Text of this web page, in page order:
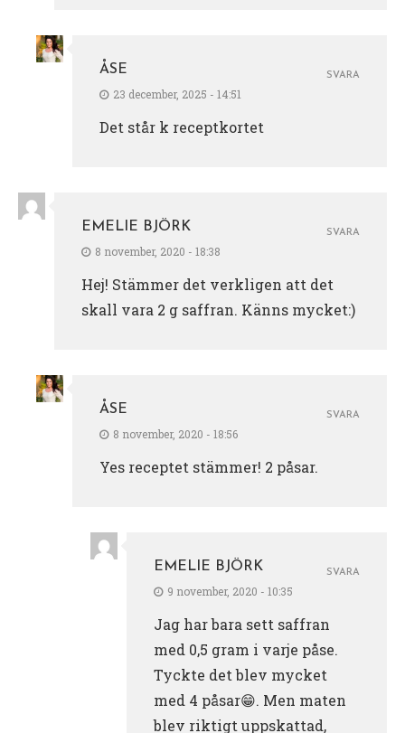
ÅSE
23 december, 2025 - 14:51
Det står k receptkortet
SVARA
EMELIE BJÖRK
8 november, 2020 - 18:38
Hej! Stämmer det verkligen att det
skall vara 2 g saffran. Känns mycket:)
SVARA
ÅSE
8 november, 2020 - 18:56
Yes receptet stämmer! 2 påsar.
SVARA
EMELIE BJÖRK
9 november, 2020 - 10:35
Jag har bara sett saffran
med 0,5 gram i varje påse.
Tyckte det blev mycket
med 4 påsar😁. Men maten
blev riktigt uppskattad,
SVARA